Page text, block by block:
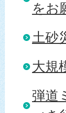
をお
土砂
大規
弾道